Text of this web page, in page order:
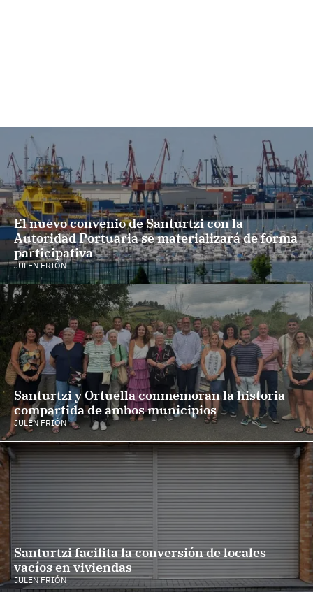
El nuevo convenio de Santurtzi con la
Autoridad Portuaria se materializará de forma
participativa
JULEN FRIÓN
Santurtzi y Ortuella conmemoran la historia
compartida de ambos municipios
JULEN FRIÓN
Santurtzi facilita la conversión de locales
vacíos en viviendas
JULEN FRIÓN